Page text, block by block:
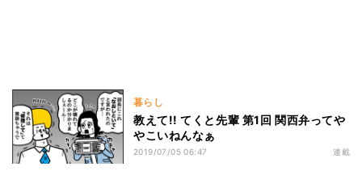
暮らし
教えて!! てくと先輩 第1回 関西弁ってや
やこいねんなぁ
2019/07/05 06:47 連載